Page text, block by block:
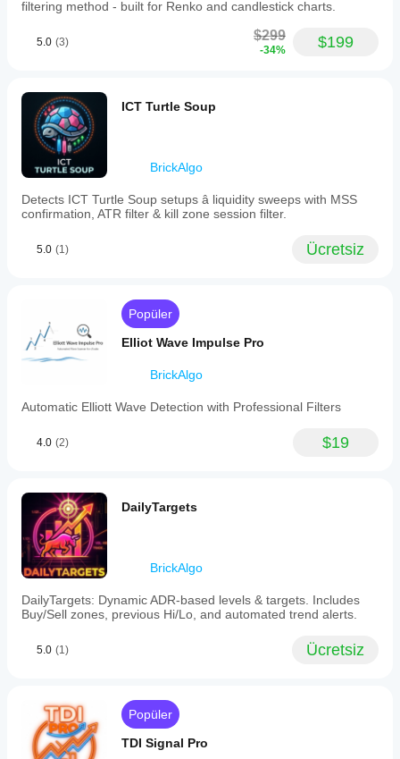
üzerinde
test edin.
dosyasını
mi?
broker
ve yürütme
kalitesine
bağlı olarak
değişebilir.
Botu kendi
ortamınızda
gerçek
kullanımda
performans
filtering method - built for Renko and candlestick charts.
5.0 (3) $299
-34% $199
ICT Turtle Soup
BrickAlgo
Detects ICT Turtle Soup setups â liquidity sweeps with MSS
confirmation, ATR filter & kill zone session filter.
5.0 (1) Ücretsiz
Popüler
Elliot Wave Impulse Pro
BrickAlgo
Automatic Elliott Wave Detection with Professional Filters
4.0 (2) $19
DailyTargets
BrickAlgo
DailyTargets: Dynamic ADR-based levels & targets. Includes
Buy/Sell zones, previous Hi/Lo, and automated trend alerts.
5.0 (1) Ücretsiz
Popüler
TDI Signal Pro